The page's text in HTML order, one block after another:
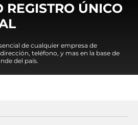
REGISTRO ÚNICO
de cualquier empresa de
teléfono, y mas en la base de
del país.